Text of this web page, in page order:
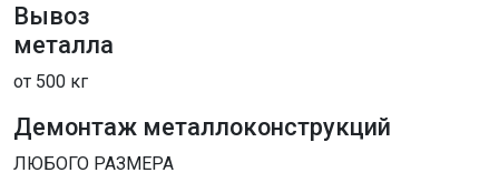
Вывоз
металла
от 500 кг
Демонтаж металлоконструкций
ЛЮБОГО РАЗМЕРА